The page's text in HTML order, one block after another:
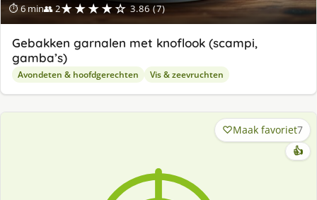
⏱ 6 min👥 2★★★★☆ 3.86 (7)
Gebakken garnalen met knoflook (scampi,
gamba’s)
Avondeten & hoofdgerechten Vis & zeevruchten
Maak favoriet7
👍